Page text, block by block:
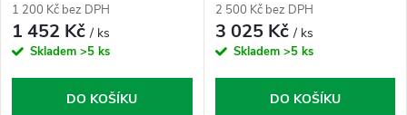
r
o
1 200 Kč bez DPH
1 452 Kč/ ks
Skladem >5 ks
DO KOŠÍKU
2 500 Kč bez DPH
3 025 Kč/ ks
Skladem >5 ks
DO KOŠÍKU